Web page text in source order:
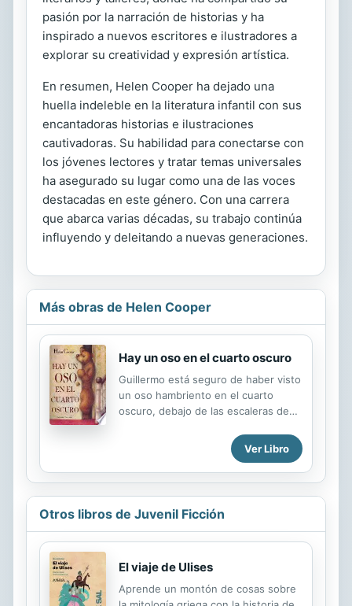
pasión por la narración de historias y ha
inspirado a nuevos escritores e ilustradores a
explorar su creatividad y expresión artística.
En resumen, Helen Cooper ha dejado una
huella indeleble en la literatura infantil con sus
encantadoras historias e ilustraciones
cautivadoras. Su habilidad para conectarse con
los jóvenes lectores y tratar temas universales
ha asegurado su lugar como una de las voces
destacadas en este género. Con una carrera
que abarca varias décadas, su trabajo continúa
influyendo y deleitando a nuevas generaciones.
Más obras de Helen Cooper
Hay un oso en el cuarto oscuro
Guillermo está seguro de haber visto
un oso hambriento en el cuarto
oscuro, debajo de las escaleras de
decírselo a nadie. Para que el oso no
se coma a Guillermo, el niño decide
darle de comer cada día. Pero al cabo
Ver Libro
Otros libros de Juvenil Ficción
El viaje de Ulises
Aprende un montón de cosas sobre